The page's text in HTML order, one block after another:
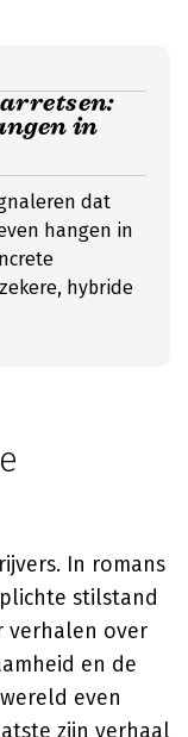
in
dat
hangen in
hybride
In romans
stilstand
verhalen over
en de
even
zijn verhaal